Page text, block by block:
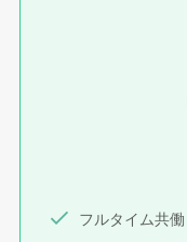
フルタイム共働